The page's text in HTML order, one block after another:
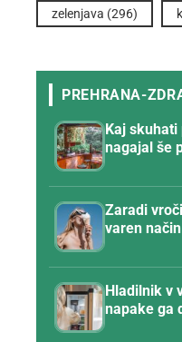
zelenjava (296)
Kaj skuhati
nagajal še
Zaradi
varen
Hladilnik v
napake ga